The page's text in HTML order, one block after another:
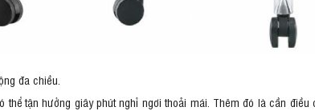
đa chiều.
tận hưởng giây phút nghỉ ngơi thoải mái. Thêm đó là cần